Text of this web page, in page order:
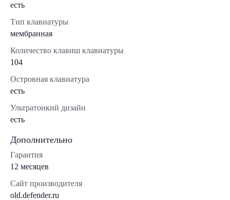
есть
Тип клавиатуры
мембранная
Количество клавиш клавиатуры
104
Островная клавиатура
есть
Ультратонкий дизайн
есть
Дополнительно
Гарантия
12 месяцев
Сайт производителя
old.defender.ru